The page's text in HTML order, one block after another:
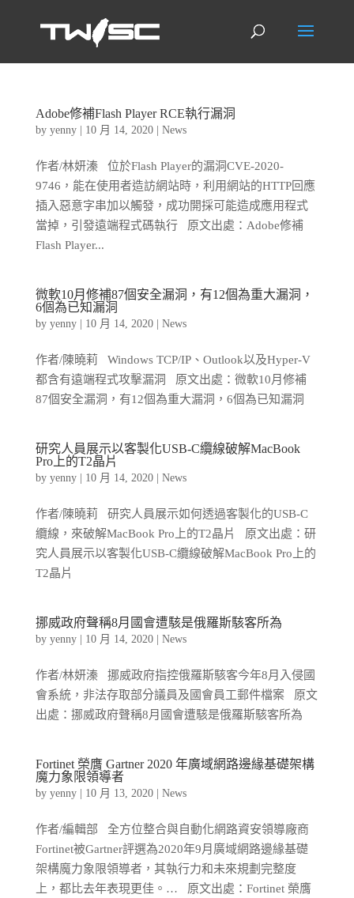
Adobe修補Flash Player RCE執行漏洞
by yenny| 10 月 14, 2020| News
作者/林妍溱 位於Flash Player的漏洞CVE-2020-
9746，能在使用者造訪網站時，利用網站的HTTP回應
插入惡意字串加以觸發，成功開採可能造成應用程式
當掉，引發遠端程式碼執行 原文出處：Adobe修補
Flash Player...
微軟10月修補87個安全漏洞，有12個為重大漏洞，
6個為已知漏洞
by yenny| 10 月 14, 2020| News
作者/陳曉莉 Windows TCP/IP、Outlook以及Hyper-V
都含有遠端程式攻擊漏洞 原文出處：微軟10月修補
87個安全漏洞，有12個為重大漏洞，6個為已知漏洞
研究人員展示以客製化USB-C纜線破解MacBook
Pro上的T2晶片
by yenny| 10 月 14, 2020| News
作者/陳曉莉 研究人員展示如何透過客製化的USB-C
纜線，來破解MacBook Pro上的T2晶片 原文出處：研
究人員展示以客製化USB-C纜線破解MacBook Pro上的
T2晶片
挪威政府聲稱8月國會遭駭是俄羅斯駭客所為
by yenny| 10 月 14, 2020| News
作者/林妍溱 挪威政府指控俄羅斯駭客今年8月入侵國
會系統，非法存取部分議員及國會員工郵件檔案 原文
出處：挪威政府聲稱8月國會遭駭是俄羅斯駭客所為
Fortinet 榮膺 Gartner 2020 年廣域網路邊緣基礎架構
魔力象限領導者
by yenny| 10 月 13, 2020| News
作者/編輯部 全方位整合與自動化網路資安領導廠商
Fortinet被Gartner評選為2020年9月廣域網路邊緣基礎
架構魔力象限領導者，其執行力和未來規劃完整度
上，都比去年表現更佳。… 原文出處：Fortinet 榮膺